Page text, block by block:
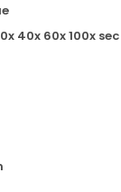
40x 60x 100x